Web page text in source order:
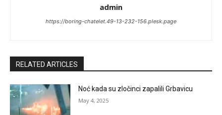
admin
https://boring-chatelet.49-13-232-156.plesk.page
RELATED ARTICLES
Noć kada su zločinci zapalili Grbavicu
May 4, 2025